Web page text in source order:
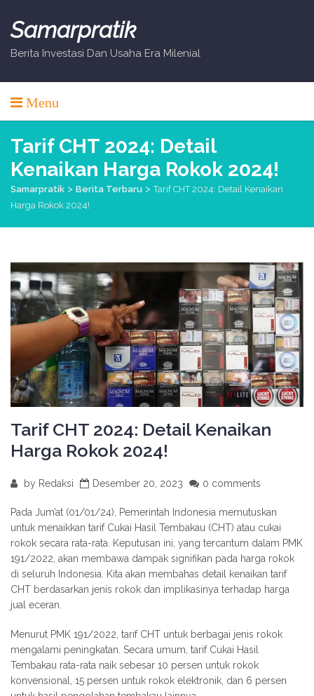
content
Samarpratik
Berita Investasi Dan Usaha Era Milenial
Menu
Tarif CHT 2024: Detail
Kenaikan Harga Rokok 2024!
Samarpratik > Berita Terbaru >Tarif CHT 2024: Detail Kenaikan
Harga Rokok 2024!
Tarif CHT 2024: Detail Kenaikan
Harga Rokok 2024!
by Redaksi Desember 20, 2023 0 comments
Pada Jum’at (01/01/24), Pemerintah Indonesia memutuskan
untuk menaikkan tarif Cukai Hasil Tembakau (CHT) atau cukai
rokok secara rata-rata. Keputusan ini, yang tercantum dalam PMK
191/2022, akan membawa dampak signifikan pada harga rokok
di seluruh Indonesia. Kita akan membahas detail kenaikan tarif
CHT berdasarkan jenis rokok dan implikasinya terhadap harga
jual eceran.
Menurut PMK 191/2022, tarif CHT untuk berbagai jenis rokok
mengalami peningkatan. Secara umum, tarif Cukai Hasil
Tembakau rata-rata naik sebesar 10 persen untuk rokok
konvensional, 15 persen untuk rokok elektronik, dan 6 persen